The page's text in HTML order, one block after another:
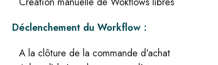
Déclenchement du Workflow :
A la clôture de la commande d'achat